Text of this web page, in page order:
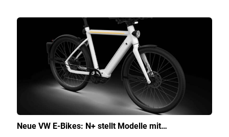
Neue VW E-Bikes: N+ stellt Modelle mit…